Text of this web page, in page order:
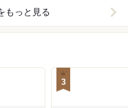
もっと見る
3